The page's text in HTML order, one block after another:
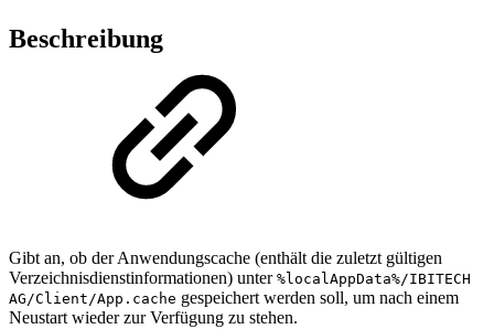
Beschreibung
Gibt an, ob der Anwendungscache (enthält die zuletzt gültigen
Verzeichnisdienstinformationen) unter %localAppData%/IBITECH
AG/Client/App.cache gespeichert werden soll, um nach einem
Neustart wieder zur Verfügung zu stehen.